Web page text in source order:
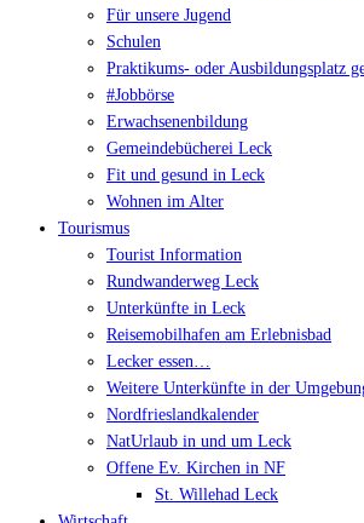
Für unsere Jugend
Schulen
Praktikums- oder Ausbildungsplatz
#Jobbörse
Erwachsenenbildung
Gemeindebücherei Leck
Fit und gesund in Leck
Wohnen im Alter
Tourismus
Tourist Information
Rundwanderweg Leck
Unterkünfte in Leck
Reisemobilhafen am Erlebnisbad
Lecker essen…
Weitere Unterkünfte in der
Nordfrieslandkalender
NatUrlaub in und um Leck
Offene Ev. Kirchen in NF
St. Willehad Leck